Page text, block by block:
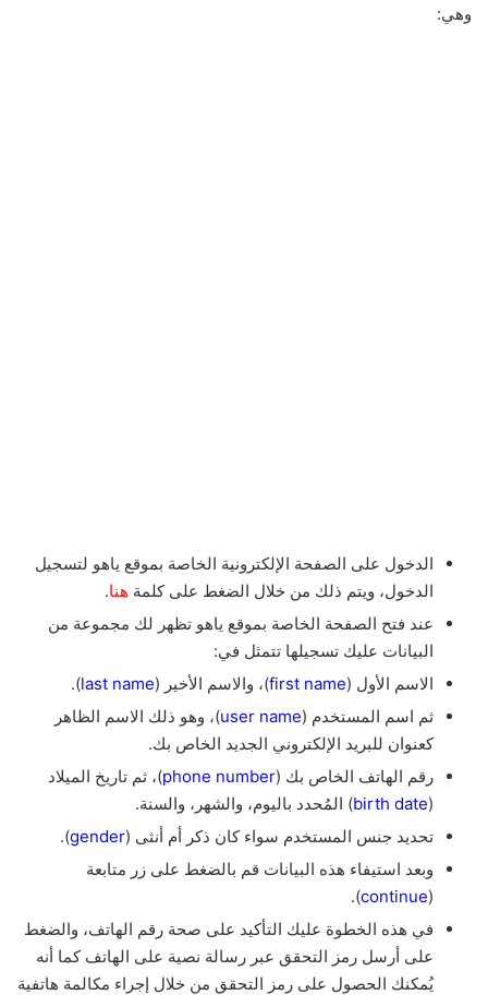
وهي:
الدخول على الصفحة الإلكترونية الخاصة بموقع ياهو لتسجيل
الدخول، ويتم ذلك من خلال الضغط على كلمة هنا.
عند فتح الصفحة الخاصة بموقع ياهو تظهر لك مجموعة من
البيانات عليك تسجيلها تتمثل في:
الاسم الأول (first name)، والاسم الأخير (last name
).
ثم اسم المستخدم (user name)، وهو ذلك الاسم الظاهر
كعنوان للبريد الإلكتروني الجديد الخاص بك.
رقم الهاتف الخاص بك (phone number)، ثم تاريخ الميلاد
(
birth date) المُحدد باليوم، والشهر، والسنة.
تحديد جنس المستخدم سواء كان ذكر أم أنثى (gender
).
وبعد استيفاء هذه البيانات قم بالضغط على زر متابعة
(
continue
).
في هذه الخطوة عليك التأكيد على صحة رقم الهاتف، والضغط
على أرسل رمز التحقق عبر رسالة نصية على الهاتف كما أنه
يُمكنك الحصول على رمز التحقق من خلال إجراء مكالمة هاتفية